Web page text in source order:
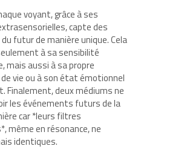
voyant, grâce à ses
capte des
futur de manière unique. Cela
à sa sensibilité
mais aussi à sa propre
vie ou à son état émotionnel
Finalement, deux médiums ne
les événements futurs de la
car *leurs filtres
même en résonance, ne
identiques.